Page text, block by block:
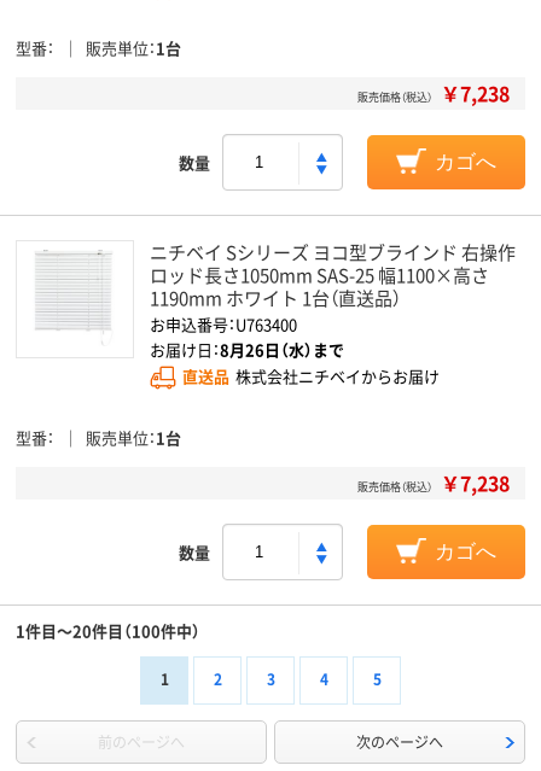
型番 販売単位 1台
販売価格（税込） ￥7,238
数量 カゴへ
ニチベイ Sシリーズ ヨコ型ブラインド 右操作
ロッド長さ1050mm SAS-25 幅1100×高さ
1190mm ホワイト 1台（直送品）
お申込番号：U763400
お届け日：8月26日（水）まで
直送品 株式会社ニチベイからお届け
型番 販売単位 1台
販売価格（税込） ￥7,238
数量 カゴへ
1件目～20件目（100件中）
1 2 3 4 5
前のページへ 次のページへ